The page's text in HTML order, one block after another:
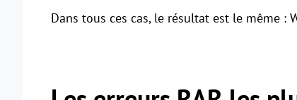
Dans tous ces cas, le résultat est le même :